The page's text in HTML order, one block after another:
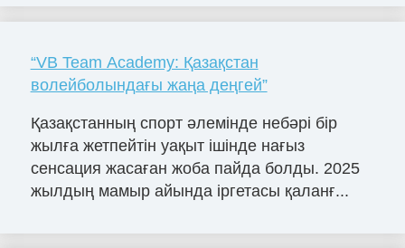
“VB Team Academy: Қазақстан
волейболындағы жаңа деңгей”
Қазақстанның спорт әлемінде небәрі бір
жылға жетпейтін уақыт ішінде нағыз
сенсация жасаған жоба пайда болды. 2025
жылдың мамыр айында іргетасы қаланғ...